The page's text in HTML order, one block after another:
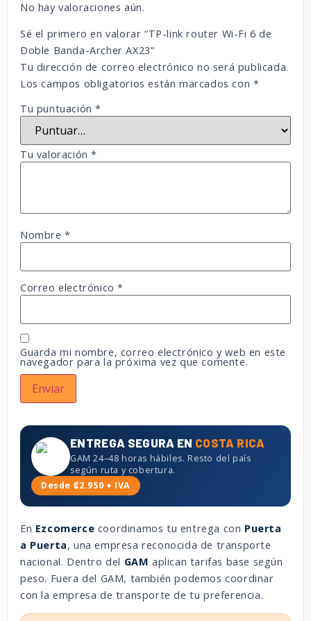
No hay valoraciones aún.
Sé el primero en valorar “TP-link router Wi-Fi 6 de
Doble Banda-Archer AX23”
Tu dirección de correo electrónico no será publicada.
Los campos obligatorios están marcados con *
Tu puntuación*
Tu valoración*
Nombre*
Correo electrónico*
Guarda mi nombre, correo electrónico y web en este
navegador para la próxima vez que comente.
ENTREGA SEGURA EN COSTA RICA
GAM 24–48 horas hábiles. Resto del país
según ruta y cobertura.
Desde ₡2.950 + IVA
En Ezcomerce coordinamos tu entrega con Puerta
a Puerta, una empresa reconocida de transporte
nacional. Dentro del GAM aplican tarifas base según
peso. Fuera del GAM, también podemos coordinar
con la empresa de transporte de tu preferencia.